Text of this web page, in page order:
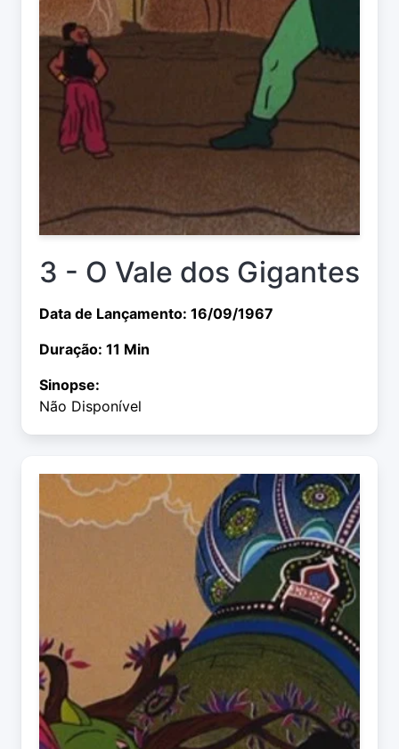
3 - O Vale dos Gigantes
Data de Lançamento: 16/09/1967
Duração: 11 Min
Sinopse:
Não Disponível